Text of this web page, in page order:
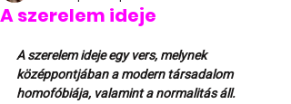
A szerelem ideje
A szerelem ideje egy vers, melynek
középpontjában a modern társadalom
homofóbiája, valamint a normalitás áll.